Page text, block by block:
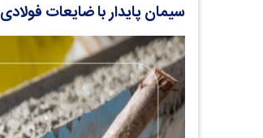
سیمان پایدار با ضایعات فولادی